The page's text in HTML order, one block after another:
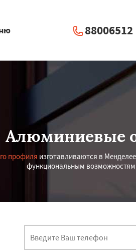
88006512
Алюминиевые
профиля изготавливаются в
функциональным